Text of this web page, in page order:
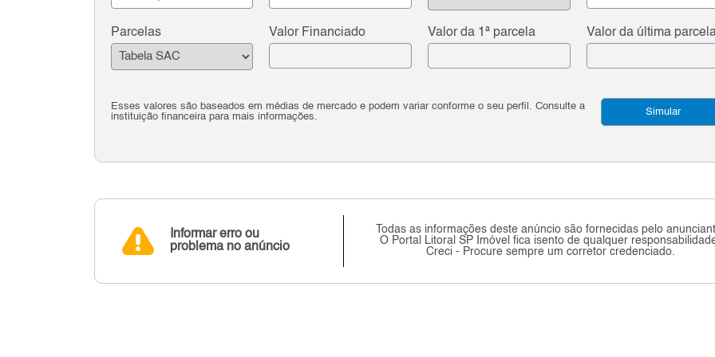
Parcelas Valor Financiado Valor da 1ª parcela Valor da última
Esses valores são baseados em médias de mercado e podem variar conforme o seu perfil. Consulte a
instituição financeira para mais informações.
Simular
Informar erro ou
problema no anúncio
Todas as informações deste anúncio são fornecidas pelo
O Portal Litoral SP Imóvel fica isento de qualquer
Creci - Procure sempre um corretor credenciado.